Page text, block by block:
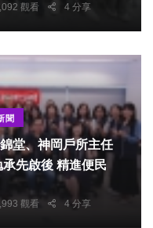
觀看 4 分享
聞
堂、神岡戶所主任
先啟後 精進便民
觀看 4 分享